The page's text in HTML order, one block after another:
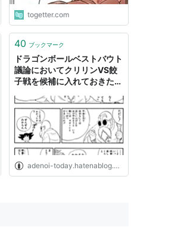
togetter.com
40 ブックマーク
ドラゴンボールベストバウト
議論においてクリリンVS餃
子戦を候補に入れておきたい
- 銀河孤児亭
adenoi-today.hatenablog.com